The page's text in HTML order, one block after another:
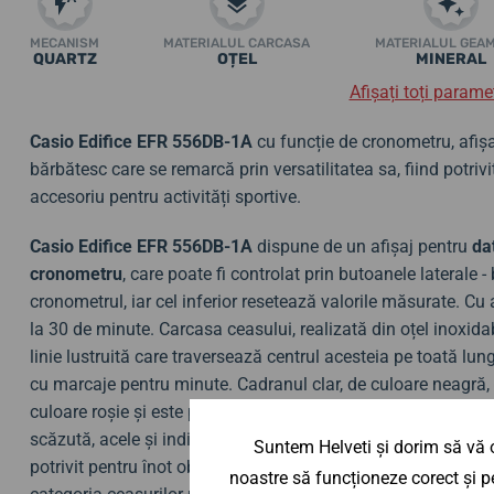
MECANISM
QUARTZ
MATERIALUL CARCASA
OȚEL
MATERIALUL
MINERAL
Afișați toți
Casio Edifice EFR 556DB-1A cu funcție de cronometru,
bărbătesc care se remarcă prin versatilitatea sa, fiind
accesoriu pentru activități sportive.
Casio Edifice EFR 556DB-1A dispune de un afișaj pentru
cronometru, care poate fi controlat prin butoanele laterale
cronometrul, iar cel inferior resetează valorile măsurate. Cu
la 30 de minute. Carcasa ceasului, realizată din oțel
linie lustruită care traversează centrul acesteia pe toată
cu marcaje pentru minute. Cadranul clar, de culoare
culoare roșie și este protejat de o sticlă minerală.
scăzută, acele și indicii sunt acoperite cu un strat luminos.
potrivit pentru înot obișnuit sau snorkeling. Cu un diametru
Suntem Helveti și dorim să vă
noastre să funcționeze corect și